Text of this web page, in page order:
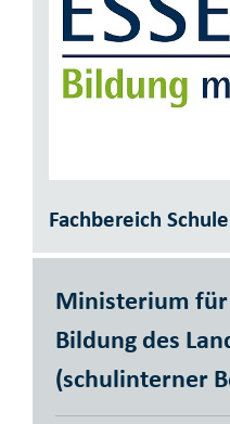
Fachbereich Schule
Ministerium für
Bildung des
(schulinterner